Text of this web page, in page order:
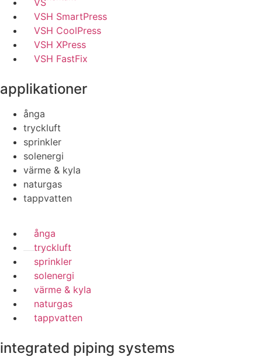
VSH SmartPress
VSH CoolPress
VSH XPress
VSH FastFix
applikationer
ånga
tryckluft
sprinkler
solenergi
värme & kyla
naturgas
tappvatten
ånga
tryckluft
sprinkler
solenergi
värme & kyla
naturgas
tappvatten
integrated piping systems